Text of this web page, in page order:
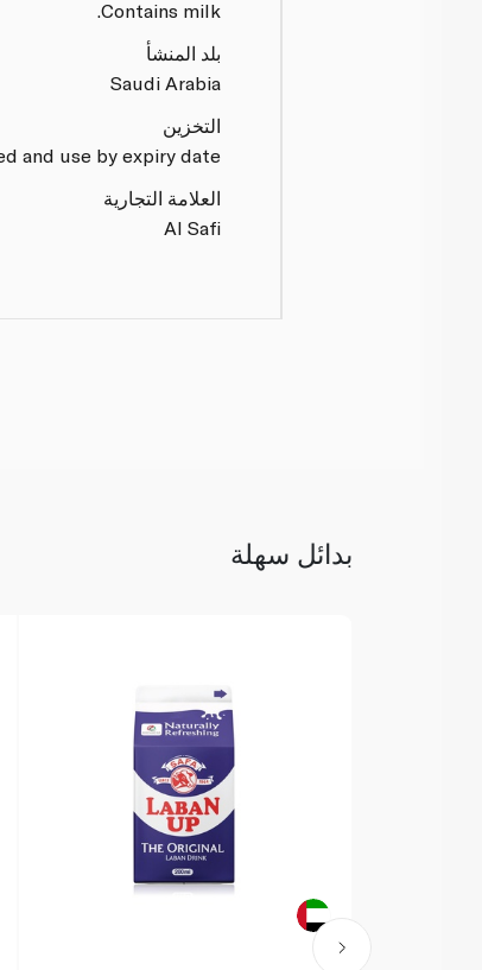
Contains milk.
بلد المنشأ
Saudi Arabia
التخزين
and use by expiry date.
العلامة التجارية
Al Safi
بدائل سهلة